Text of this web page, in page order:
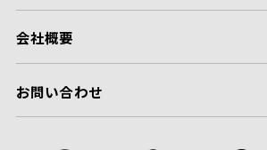
会社概要
お問い合わせ